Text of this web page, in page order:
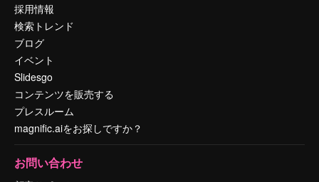
採用情報
検索トレンド
ブログ
イベント
Slidesgo
コンテンツを販売する
プレスルーム
magnific.aiをお探しですか？
お問い合わせ